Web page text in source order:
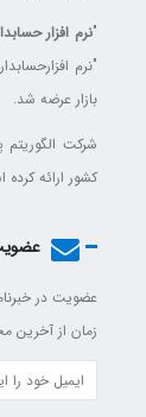
"نرم افزار
بازار عرضه شد.
کشور ارائه
عضویت در
زمان از آخرین